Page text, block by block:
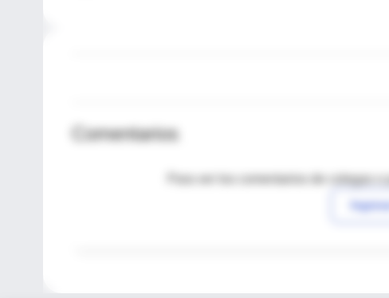
Comentarios
Para ver los comentarios de colegas